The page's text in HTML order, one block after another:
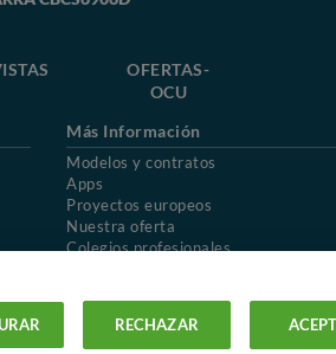
OFERTAS-
OCU
Más Información
Modelos y contratos
Apps
Proyectos europeos
Nuestra oferta
Colegios profesionales
RECHAZAR